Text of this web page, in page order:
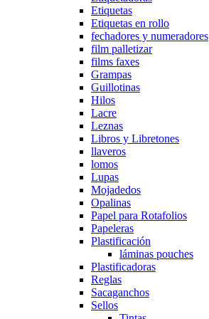
Etiquetas
Etiquetas en rollo
fechadores y numeradores
film palletizar
films faxes
Grampas
Guillotinas
Hilos
Lacre
Leznas
Libros y Libretones
llaveros
lomos
Lupas
Mojadedos
Opalinas
Papel para Rotafolios
Papeleras
Plastificación
láminas pouches
Plastificadoras
Reglas
Sacaganchos
Sellos